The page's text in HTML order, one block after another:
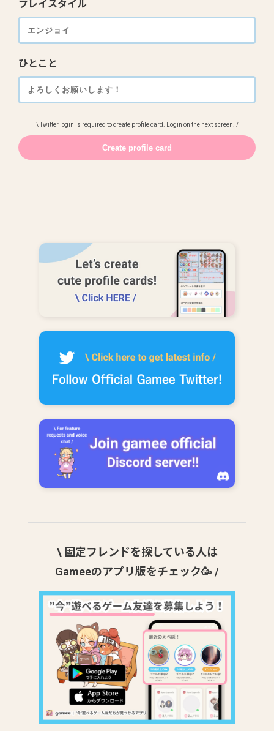
プレイスタイル
ひとこと
\ Twitter login is required to create profile card. Login on the next screen. /
\ 固定フレンドを探している人は
Gameeのアプリ版をチェック🥳 /